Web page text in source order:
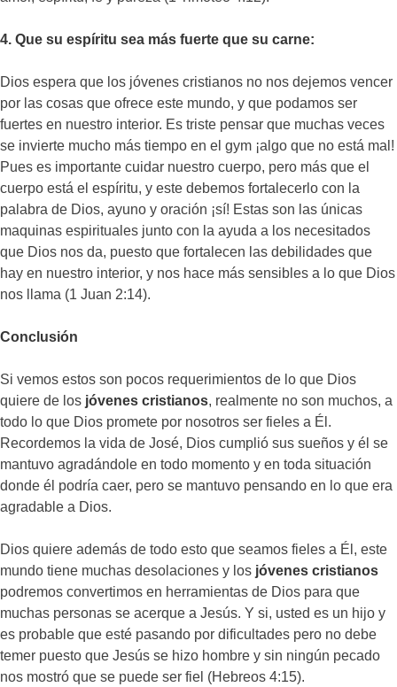
4. Que su espíritu sea más fuerte que su carne:
Dios espera que los jóvenes cristianos no nos dejemos vencer
por las cosas que ofrece este mundo, y que podamos ser
fuertes en nuestro interior. Es triste pensar que muchas veces
se invierte mucho más tiempo en el gym ¡algo que no está mal!
Pues es importante cuidar nuestro cuerpo, pero más que el
cuerpo está el espíritu, y este debemos fortalecerlo con la
palabra de Dios, ayuno y oración ¡sí! Estas son las únicas
maquinas espirituales junto con la ayuda a los necesitados
que Dios nos da, puesto que fortalecen las debilidades que
hay en nuestro interior, y nos hace más sensibles a lo que Dios
nos llama (1 Juan 2:14).
Conclusión
Si vemos estos son pocos requerimientos de lo que Dios
quiere de los jóvenes cristianos, realmente no son muchos, a
todo lo que Dios promete por nosotros ser fieles a Él.
Recordemos la vida de José, Dios cumplió sus sueños y él se
mantuvo agradándole en todo momento y en toda situación
donde él podría caer, pero se mantuvo pensando en lo que era
agradable a Dios.
Dios quiere además de todo esto que seamos fieles a Él, este
mundo tiene muchas desolaciones y los jóvenes cristianos
podremos convertimos en herramientas de Dios para que
muchas personas se acerque a Jesús. Y si, usted es un hijo y
es probable que esté pasando por dificultades pero no debe
temer puesto que Jesús se hizo hombre y sin ningún pecado
nos mostró que se puede ser fiel (Hebreos 4:15).